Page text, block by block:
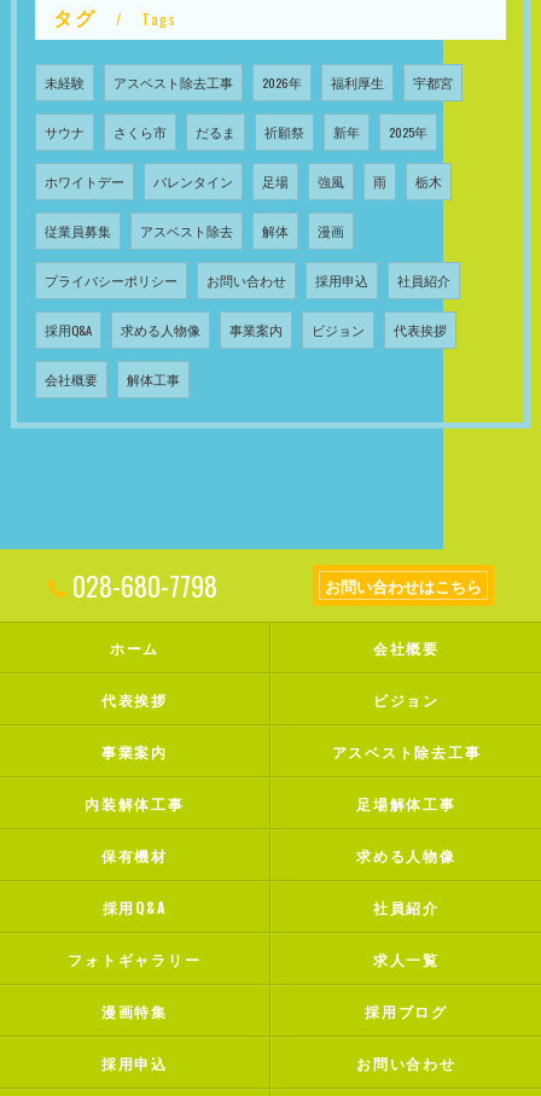
タグ Tags
未経験 アスベスト除去工事 2026年 福利厚生 宇都宮
サウナ さくら市 だるま 祈願祭 新年 2025年
ホワイトデー バレンタイン 足場 強風 雨 栃木
従業員募集 アスベスト除去 解体 漫画
プライバシーポリシー お問い合わせ 採用申込 社員紹介
採用Q&A 求める人物像 事業案内 ビジョン 代表挨拶
会社概要 解体工事
028-680-7798 お問い合わせはこちら
ホーム 会社概要
代表挨拶 ビジョン
事業案内 アスベスト除去工事
内装解体工事 足場解体工事
保有機材 求める人物像
採用Q&A 社員紹介
フォトギャラリー 求人一覧
漫画特集 採用ブログ
採用申込 お問い合わせ